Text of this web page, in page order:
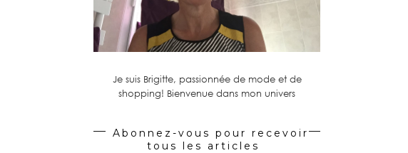
Je suis Brigitte, passionnée de mode et de
shopping! Bienvenue dans mon univers
Abonnez-vous pour recevoir
tous les articles